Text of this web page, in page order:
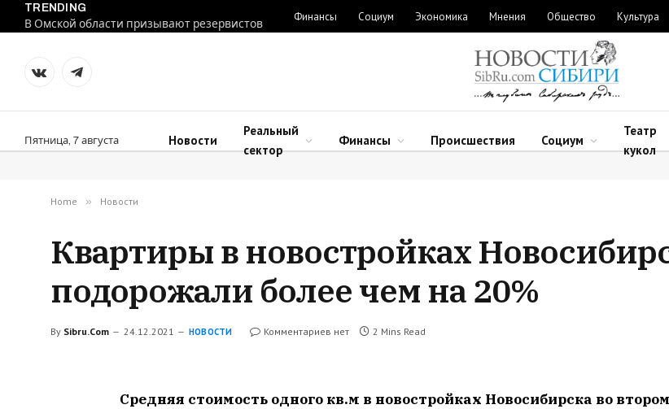
TRENDING
В Омской области призывают резервистов
Финансы Социум Экономика Мнения Общество Культура
VKontakteTelegram
Пятница, 7 августа Новости
Реальный
сектор
Финансы Происшествия Социум
Театр
кукол
Home » Новости
Квартиры в новостройках
подорожали более чем на 20%
By Sibru.Com 24.12.2021 НОВОСТИ Комментариев нет 2 Mins Read
Средняя стоимость одного кв.м в новостройках Новосибирска во втором